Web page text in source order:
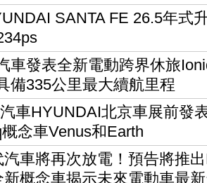
SANTA FE 26.5年式
車發表全新電動跨界休旅
備335公里最大續航里程
車HYUNDAI北京車展前發
念車Venus和Earth
汽車將再次放電！預告將推
新概念車揭示未來電動車最